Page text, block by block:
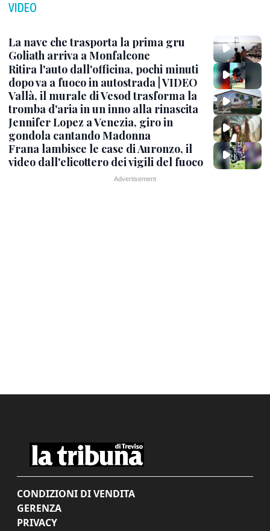
VIDEO
La nave che trasporta la prima gru
Goliath arriva a Monfalcone
Ritira l'auto dall'officina, pochi minuti
dopo va a fuoco in autostrada | VIDEO
Vallà, il murale di Vesod trasforma la
tromba d'aria in un inno alla rinascita
Jennifer Lopez a Venezia, giro in
gondola cantando Madonna
Frana lambisce le case di Auronzo, il
video dall'elicottero dei vigili del fuoco
CONDIZIONI DI VENDITA
GERENZA
PRIVACY